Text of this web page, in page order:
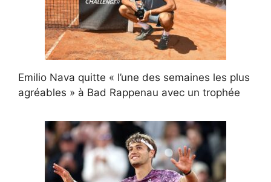
Emilio Nava quitte « l’une des semaines les plus
agréables » à Bad Rappenau avec un trophée